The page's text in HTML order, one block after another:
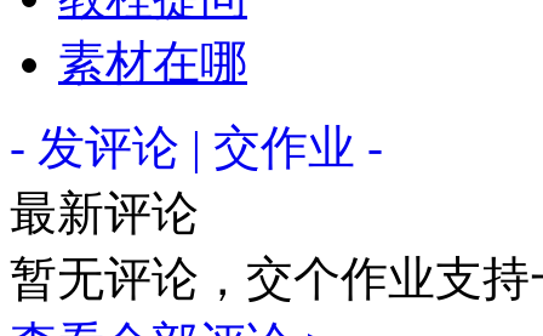
素材在哪
- 发评论 | 交作业 -
最新评论
暂无评论，交个作业支持